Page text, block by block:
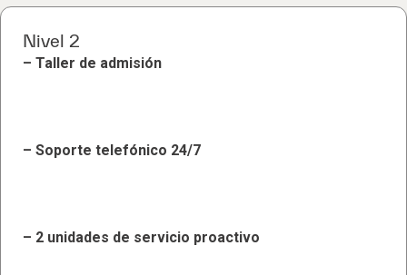
Nivel 2
– Taller de admisión
– Soporte telefónico 24/7
– 2 unidades de servicio proactivo